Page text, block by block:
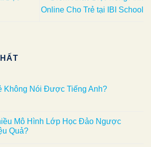
Online Cho Trẻ tại IBI School
Không Nói Được Tiếng Anh?
Mô Hình Lớp Học Đảo Ngược
Quả?